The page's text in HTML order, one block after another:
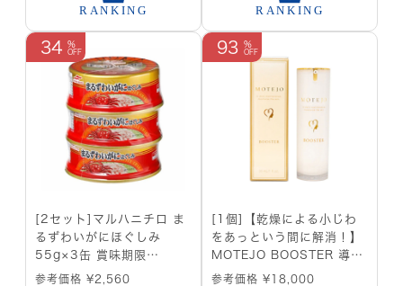
34
[2セット]マルハニチロ ま
るずわいがにほぐしみ
55g×3缶 賞味期限
2026.12.01
参考価格 ¥2,560
93
[1個]【乾燥による小じわ
をあっという間に解消！】
MOTEJO BOOSTER 導入
美容液 30ml
参考価格 ¥18,000